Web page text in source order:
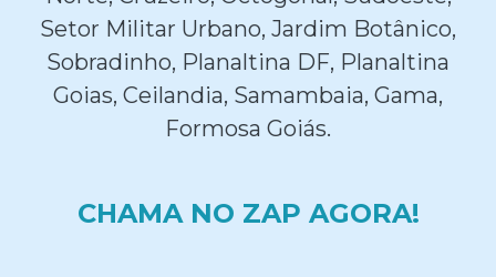
Setor Militar Urbano, Jardim Botânico,
Sobradinho, Planaltina DF, Planaltina
Goias, Ceilandia, Samambaia, Gama,
Formosa Goiás.
CHAMA NO ZAP AGORA!